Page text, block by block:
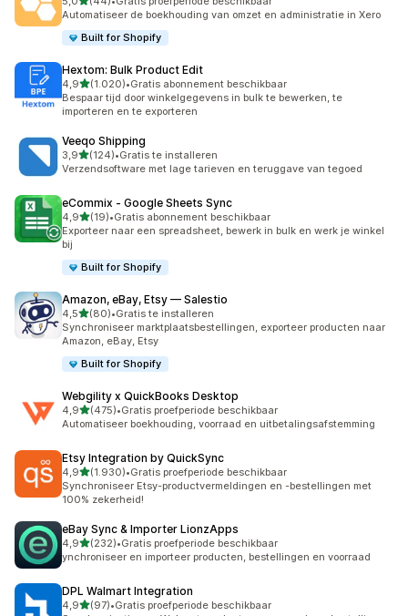
44 recensies in totaal
Automatiseer de boekhouding van omzet en administratie in Xero
Built for Shopify
Hextom: Bulk Product Edit
4,9van 5 sterren
(1.020)
1020 recensies in totaal
•Gratis abonnement beschikbaar
Bespaar tijd door winkelgegevens in bulk te bewerken, te
importeren en te exporteren
Veeqo Shipping
3,9van 5 sterren
(124)
124 recensies in totaal
•Gratis te installeren
Verzendsoftware met lage tarieven en teruggave van tegoed
eCommix ‑ Google Sheets Sync
4,9van 5 sterren
(19)
19 recensies in totaal
•Gratis abonnement beschikbaar
Exporteer naar een spreadsheet, bewerk in bulk en werk je winkel
bij
Built for Shopify
Amazon, eBay, Etsy — Salestio
4,5van 5 sterren
(80)
80 recensies in totaal
•Gratis te installeren
Synchroniseer marktplaatsbestellingen, exporteer producten naar
Amazon, eBay, Etsy
Built for Shopify
Webgility x QuickBooks Desktop
4,9van 5 sterren
(475)
475 recensies in totaal
•Gratis proefperiode beschikbaar
Automatiseer boekhouding, voorraad en uitbetalingsafstemming
Etsy Integration by QuickSync
4,9van 5 sterren
(1.930)
1930 recensies in totaal
•Gratis proefperiode beschikbaar
Synchroniseer Etsy-productvermeldingen en -bestellingen met
100% zekerheid!
eBay Sync & Importer LionzApps
4,9van 5 sterren
(232)
232 recensies in totaal
•Gratis proefperiode beschikbaar
ynchroniseer en importeer producten, bestellingen en voorraad
DPL Walmart Integration
4,9van 5 sterren
(97)
97 recensies in totaal
•Gratis proefperiode beschikbaar